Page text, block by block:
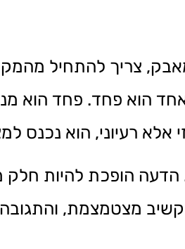
צריך להתחיל
הוא פחד. פחד הוא
אלא רעיוני, הוא נכנס
הופכת להיות חלק
מצטמצמת,